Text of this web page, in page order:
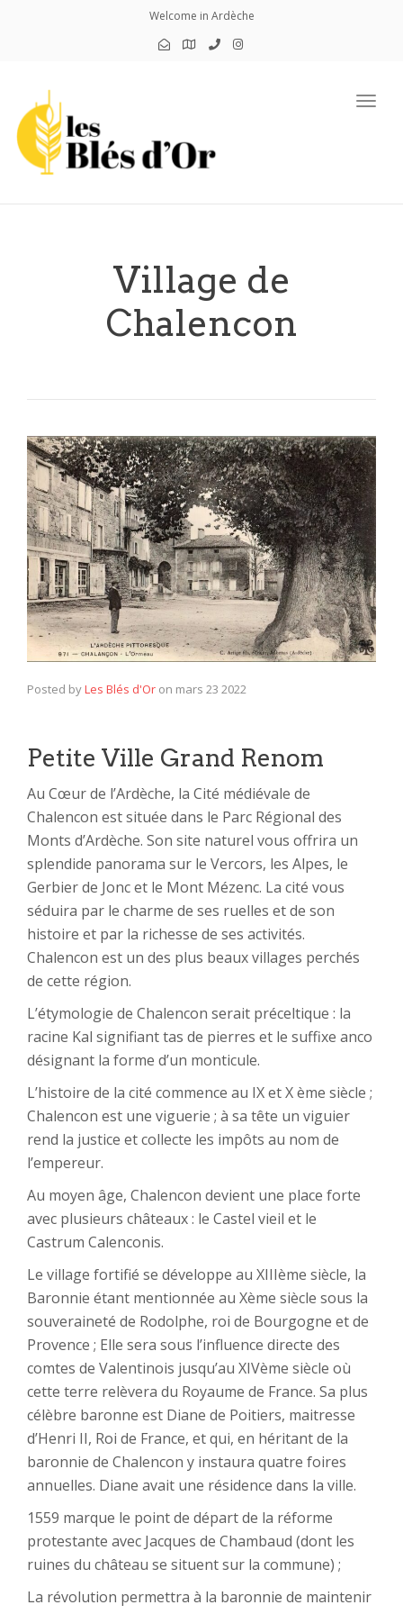
Welcome in Ardèche
Village de
Chalencon
Posted byLes Blés d'Or on mars 23 2022
Petite Ville Grand Renom
Au Cœur de l’Ardèche, la Cité médiévale de
Chalencon est située dans le Parc Régional des
Monts d’Ardèche. Son site naturel vous offrira un
splendide panorama sur le Vercors, les Alpes, le
Gerbier de Jonc et le Mont Mézenc. La cité vous
séduira par le charme de ses ruelles et de son
histoire et par la richesse de ses activités.
Chalencon est un des plus beaux villages perchés
de cette région.
L’étymologie de Chalencon serait préceltique : la
racine Kal signifiant tas de pierres et le suffixe anco
désignant la forme d’un monticule.
L’histoire de la cité commence au IX et X ème siècle ;
Chalencon est une viguerie ; à sa tête un viguier
rend la justice et collecte les impôts au nom de
l’empereur.
Au moyen âge, Chalencon devient une place forte
avec plusieurs châteaux : le Castel vieil et le
Castrum Calenconis.
Le village fortifié se développe au XIIIème siècle, la
Baronnie étant mentionnée au Xème siècle sous la
souveraineté de Rodolphe, roi de Bourgogne et de
Provence ; Elle sera sous l’influence directe des
comtes de Valentinois jusqu’au XIVème siècle où
cette terre relèvera du Royaume de France. Sa plus
célèbre baronne est Diane de Poitiers, maitresse
d’Henri II, Roi de France, et qui, en héritant de la
baronnie de Chalencon y instaura quatre foires
annuelles. Diane avait une résidence dans la ville.
1559 marque le point de départ de la réforme
protestante avec Jacques de Chambaud (dont les
ruines du château se situent sur la commune) ;
La révolution permettra à la baronnie de maintenir